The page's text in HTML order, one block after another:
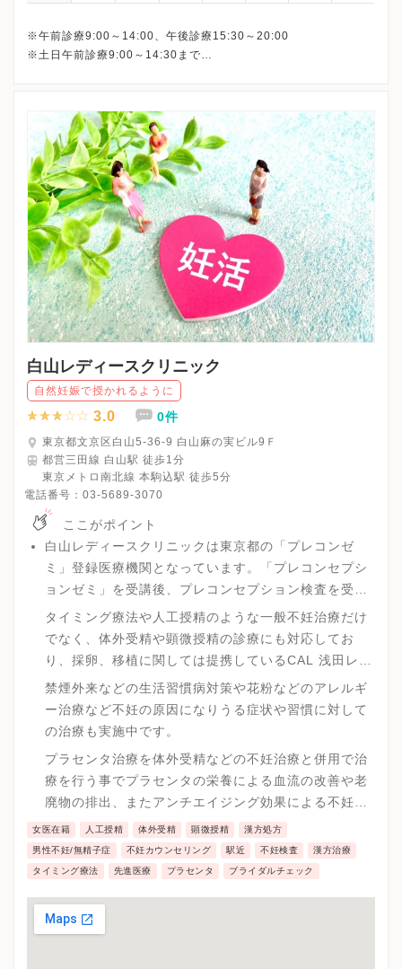
※午前診療9:00～14:00、午後診療15:30～20:00
※土日午前診療9:00～14:30まで
平日午後：19:30
土日： 14:00
白山レディースクリニック
自然妊娠で授かれるように
3.0 0件
東京都文京区白山5-36-9 白山麻の実ビル9Ｆ
都営三田線 白山駅 徒歩1分
東京メトロ南北線 本駒込駅 徒歩5分
電話番号： 03-5689-3070
ここがポイント
白山レディースクリニックは東京都の「プレコンゼ
ミ」登録医療機関となっています。「プレコンセプシ
ョンゼミ」を受講後、プレコンセプション検査を受け
ていただき、体と心の両方をしっかりと知っていきま
す。
タイミング療法や人工授精のような一般不妊治療だけ
でなく、体外受精や顕微授精の診療にも対応してお
り、採卵、移植に関しては提携しているCAL 浅田レデ
ィースクリニックによる最高水準の治療を受診後、妊
娠まで一貫したサポートを実施しています。
禁煙外来などの生活習慣病対策や花粉などのアレルギ
ー治療など不妊の原因になりうる症状や習慣に対して
の治療も実施中です。
プラセンタ治療を体外受精などの不妊治療と併用で治
療を行う事でプラセンタの栄養による血流の改善や老
廃物の排出、またアンチエイジング効果による不妊症
の大きな原因である卵子の老化に対して緩和させるこ
とで妊娠率を上げていきます。
女医在籍 人工授精 体外受精 顕微授精 漢方処方
男性不妊/無精子症 不妊カウンセリング 駅近 不妊検査 漢方治療
タイミング療法 先進医療 プラセンタ ブライダルチェック